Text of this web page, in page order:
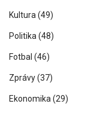
Kultura (49)
Politika (48)
Fotbal (46)
Zprávy(37)
Ekonomika (29)